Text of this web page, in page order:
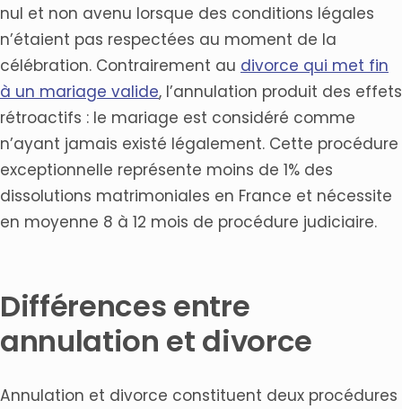
nul et non avenu lorsque des conditions légales
n’étaient pas respectées au moment de la
célébration. Contrairement au divorce qui met fin
à un mariage valide, l’annulation produit des effets
rétroactifs : le mariage est considéré comme
n’ayant jamais existé légalement. Cette procédure
exceptionnelle représente moins de 1% des
dissolutions matrimoniales en France et nécessite
en moyenne 8 à 12 mois de procédure judiciaire.
Différences entre
annulation et divorce
Annulation et divorce constituent deux procédures